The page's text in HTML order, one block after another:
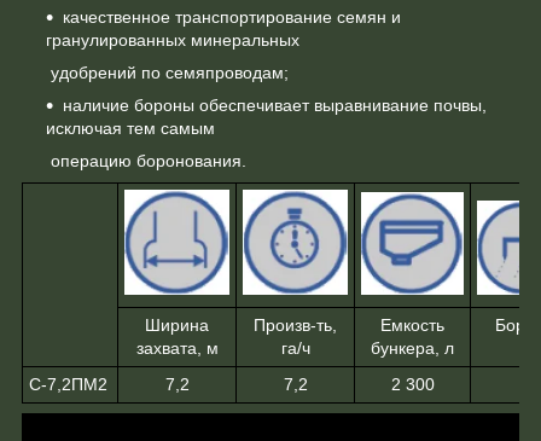
качественное транспортирование семян и
гранулированных минеральных
удобрений по семяпроводам;
наличие бороны обеспечивает выравнивание почвы,
исключая тем самым
операцию боронования.
Ширина
захвата, м
Произв-ть,
га/ч
Емкость
бункера, л
С-7,2ПМ2 7,2 7,2 2 300